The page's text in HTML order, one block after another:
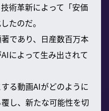
術革新によって「安価
たのだ。
であり、日産数百万本
によって生み出されて
る動画AIがどのように
し、新たな可能性を切